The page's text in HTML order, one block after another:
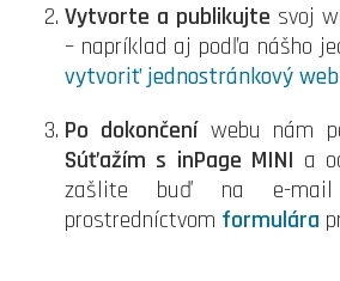
Vytvorte a publikujte svoj
– napríklad aj podľa nášho
vytvoriť jednostránkový
Po dokončeníwebu nám
Súťažím s inPage MINI a
zašlite buď na e-
prostredníctvom formulára